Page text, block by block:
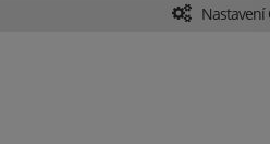
Nastavení